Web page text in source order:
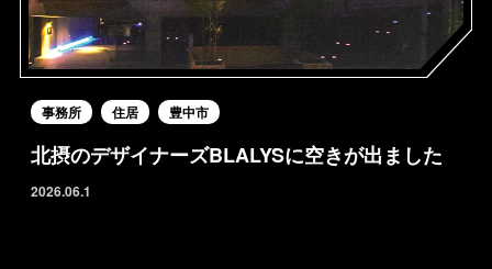
事務所 住居 豊中市
北摂のデザイナーズBLALYSに空きが出ました
2026.06.1